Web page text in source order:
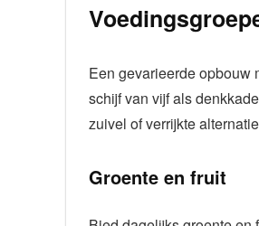
Een gevarieerde opbouw
schijf van vijf als
zuivel of verrijkte
Groente en fruit